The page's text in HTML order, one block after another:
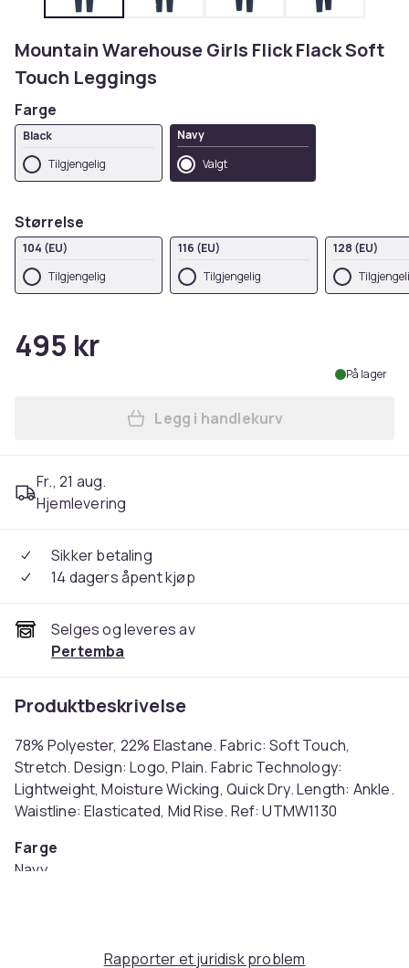
Mountain Warehouse Girls Flick Flack Soft
Touch Leggings
Farge
Black
Tilgjengelig
Navy
Valgt
Størrelse
104 (EU)
Tilgjengelig
116 (EU)
Tilgjengelig
128 (EU)
495 kr
På lager
Legg Mountain
Legg i handlekurv
Fr., 21 aug.
Hjemlevering
Sikker betaling
14 dagers åpent kjøp
Selges og leveres av
Pertemba
Produktbeskrivelse
78% Polyester, 22% Elastane. Fabric: Soft Touch,
Stretch. Design: Logo, Plain. Fabric Technology:
Lightweight, Moisture Wicking, Quick Dry. Length: Ankle.
Waistline: Elasticated, Mid Rise. Ref: UTMW1130
Farge
Navy
Rapporter et juridisk problem